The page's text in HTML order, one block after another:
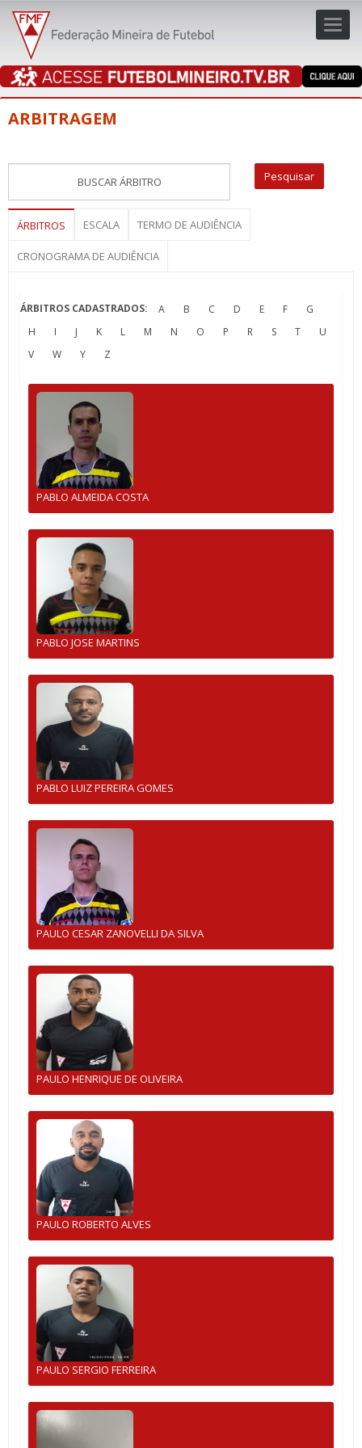
ARBITRAGEM
ÁRBITROS ESCALA TERMO DE AUDIÊNCIA
CRONOGRAMA DE AUDIÊNCIA
ÁRBITROS CADASTRADOS: A B C D E F
G
H
I J K L M N O P R S T
U
V
W Y Z
PABLO ALMEIDA COSTA
PABLO JOSE MARTINS
PABLO LUIZ PEREIRA GOMES
PAULO CESAR ZANOVELLI DA SILVA
PAULO HENRIQUE DE OLIVEIRA
PAULO ROBERTO ALVES
PAULO SERGIO FERREIRA